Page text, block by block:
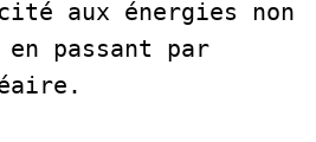
aux énergies non
passant par